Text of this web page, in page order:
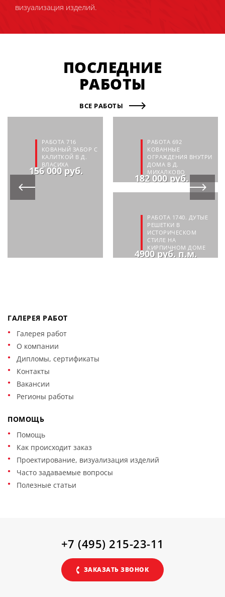
визуализация изделий.
ПОСЛЕДНИЕ
РАБОТЫ
ВСЕ РАБОТЫ
РАБОТА 716
КОВАНЫЙ ЗАБОР С
КАЛИТКОЙ В Д.
ВЛАСИХА
156 000 руб.
РАБОТА 692
КОВАННЫЕ
ОГРАЖДЕНИЯ ВНУТРИ
ДОМА В Д.
МИХАЛКОВО
182 000 руб.
РАБОТА 1740. ДУТЫЕ
РЕШЕТКИ В
ИСТОРИЧЕСКОМ
СТИЛЕ НА
КИРПИЧНОМ ДОМЕ
4900 руб. п.м.
ГАЛЕРЕЯ РАБОТ
Галерея работ
О компании
Дипломы, сертификаты
Контакты
Вакансии
Регионы работы
ПОМОЩЬ
Помощь
Как происходит заказ
Проектирование, визуализация изделий
Часто задаваемые вопросы
Полезные статьи
+7 (495) 215-23-11
ЗАКАЗАТЬ ЗВОНОК